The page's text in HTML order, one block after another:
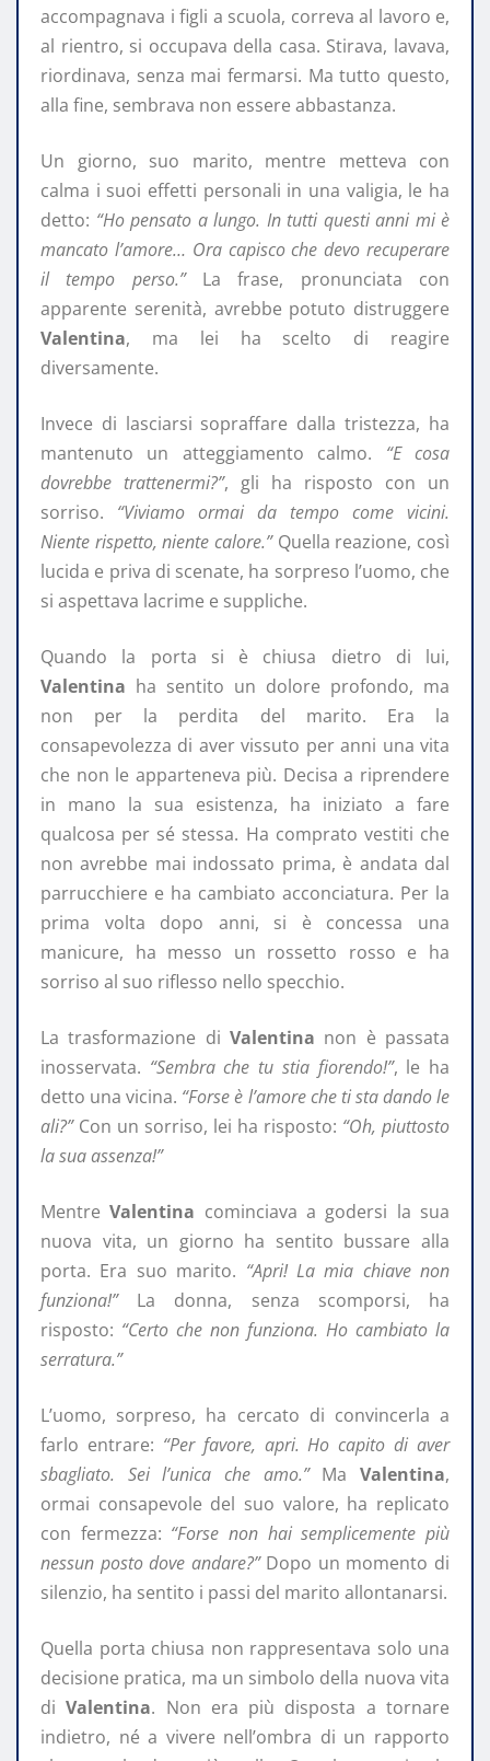
accompagnava i figli a scuola, correva al lavoro e,
al rientro, si occupava della casa. Stirava, lavava,
riordinava, senza mai fermarsi. Ma tutto questo,
alla fine, sembrava non essere abbastanza.
Un giorno, suo marito, mentre metteva con
calma i suoi effetti personali in una valigia, le ha
detto: “Ho pensato a lungo. In tutti questi anni mi è
mancato l’amore… Ora capisco che devo recuperare
il tempo perso.”La frase, pronunciata con
apparente serenità, avrebbe potuto distruggere
Valentina, ma lei ha scelto di reagire
diversamente.
Invece di lasciarsi sopraffare dalla tristezza, ha
mantenuto un atteggiamento calmo. “E cosa
dovrebbe trattenermi?”, gli ha risposto con un
sorriso. “Viviamo ormai da tempo come vicini.
Niente rispetto, niente calore.”Quella reazione, così
lucida e priva di scenate, ha sorpreso l’uomo, che
si aspettava lacrime e suppliche.
Quando la porta si è chiusa dietro di lui,
Valentina ha sentito un dolore profondo, ma
non per la perdita del marito. Era la
consapevolezza di aver vissuto per anni una vita
che non le apparteneva più. Decisa a riprendere
in mano la sua esistenza, ha iniziato a fare
qualcosa per sé stessa. Ha comprato vestiti che
non avrebbe mai indossato prima, è andata dal
parrucchiere e ha cambiato acconciatura. Per la
prima volta dopo anni, si è concessa una
manicure, ha messo un rossetto rosso e ha
sorriso al suo riflesso nello specchio.
La trasformazione di Valentina non è passata
inosservata. “Sembra che tu stia fiorendo!”, le ha
detto una vicina. “Forse è l’amore che ti sta dando le
ali?”Con un sorriso, lei ha risposto: “Oh, piuttosto
la sua assenza!”
MentreValentina cominciava a godersi la sua
nuova vita, un giorno ha sentito bussare alla
porta. Era suo marito. “Apri! La mia chiave non
funziona!”La donna, senza scomporsi, ha
risposto: “Certo che non funziona. Ho cambiato la
serratura.”
L’uomo, sorpreso, ha cercato di convincerla a
farlo entrare: “Per favore, apri. Ho capito di aver
sbagliato. Sei l’unica che amo.”MaValentina,
ormai consapevole del suo valore, ha replicato
con fermezza: “Forse non hai semplicemente più
nessun posto dove andare?”Dopo un momento di
silenzio, ha sentito i passi del marito allontanarsi.
Quella porta chiusa non rappresentava solo una
decisione pratica, ma un simbolo della nuova vita
diValentina. Non era più disposta a tornare
indietro, né a vivere nell’ombra di un rapporto